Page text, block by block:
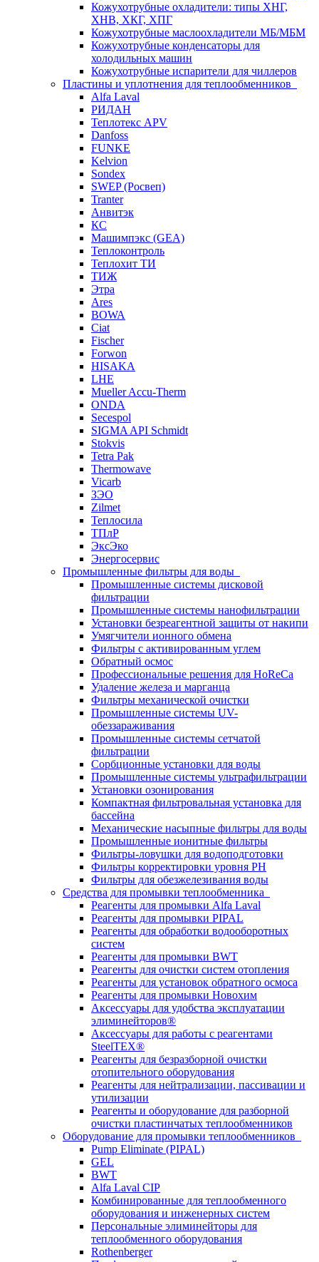
Кожухотрубные охладители: типы ХНГ,
ХНВ, ХКГ, ХПГ
Кожухотрубные маслоохладители МБ/МБМ
Кожухотрубные конденсаторы для
холодильных машин
Кожухотрубные испарители для чиллеров
Пластины и уплотнения для теплообменников
Alfa Laval
РИДАН
Теплотекс APV
Danfoss
FUNKE
Kelvion
Sondex
SWEP (Росвеп)
Tranter
Анвитэк
КС
Машимпэкс (GEA)
Теплоконтроль
Теплохит ТИ
ТИЖ
Этра
Ares
BOWA
Ciat
Fischer
Forwon
HISAKA
LHE
Mueller Accu-Therm
ONDA
Secespol
SIGMA API Schmidt
Stokvis
Tetra Pak
Thermowave
Vicarb
ЗЭО
Zilmet
Теплосила
ТПлР
ЭксЭко
Энергосервис
Промышленные фильтры для воды
Промышленные системы дисковой
фильтрации
Промышленные системы нанофильтрации
Установки безреагентной защиты от накипи
Умягчители ионного обмена
Фильтры с активированным углем
Обратный осмос
Профессиональные решения для HoReCa
Удаление железа и марганца
Фильтры механической очистки
Промышленные системы UV-
обеззараживания
Промышленные системы сетчатой
фильтрации
Сорбционные установки для воды
Промышленные системы ультрафильтрации
Установки озонирования
Компактная фильтровальная установка для
бассейна
Механические насыпные фильтры для воды
Промышленные ионитные фильтры
Фильтры-ловушки для водоподготовки
Фильтры корректировки уровня PH
Фильтры для обезжелезивания воды
Средства для промывки теплообменника
Реагенты для промывки Alfa Laval
Реагенты для промывки PIPAL
Реагенты для обработки водооборотных
систем
Реагенты для промывки BWT
Реагенты для очистки систем отопления
Реагенты для установок обратного осмоса
Реагенты для промывки Новохим
Аксессуары для удобства эксплуатации
элиминейторов®
Аксессуары для работы с реагентами
SteelTEX®
Реагенты для безразборной очистки
отопительного оборудования
Реагенты для нейтрализации, пассивации и
утилизации
Реагенты и оборудование для разборной
очистки пластинчатых теплообменников
Оборудование для промывки теплообменников
Pump Eliminate (PIPAL)
GEL
BWT
Alfa Laval CIP
Комбинированные для теплообменного
оборудования и инженерных систем
Персональные элиминейторы для
теплообменного оборудования
Rothenberger